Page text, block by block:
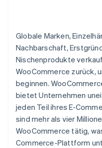
Globale Marken,
Nachbarschaft,
Nischenprodukte
WooCommerce zurück,
beginnen.
bietet Unternehmen
jeden Teil ihres E-
sind mehr als vier
WooCommerce tätig,
Commerce-Plattform